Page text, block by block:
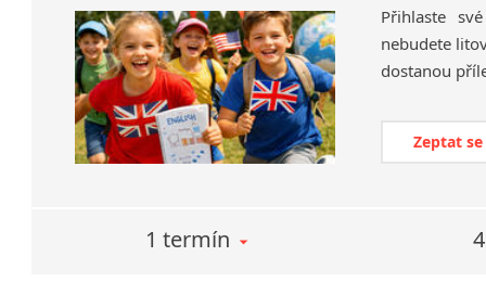
Přihlaste
nebudete
Zeptat
1 termín